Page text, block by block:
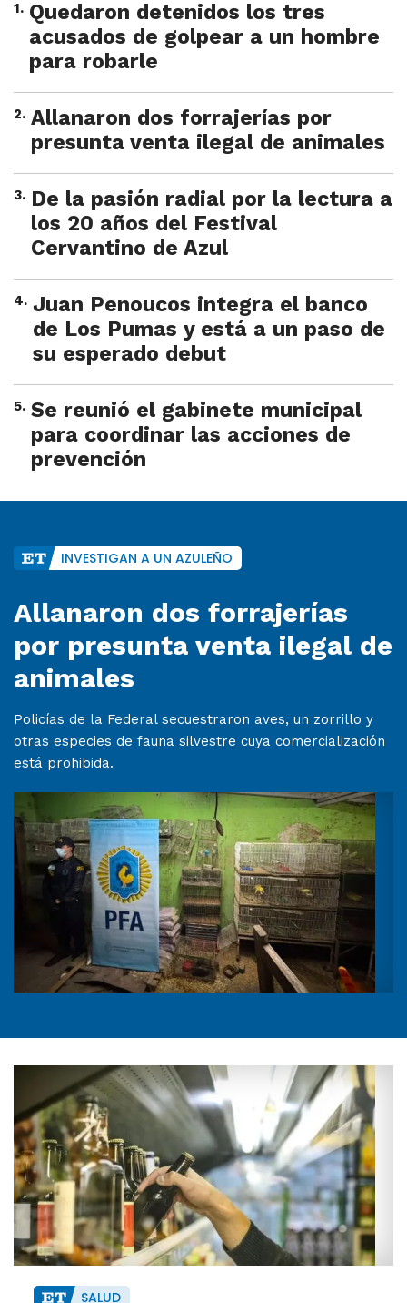
1. Quedaron detenidos los tres
acusados de golpear a un hombre
para robarle
2. Allanaron dos forrajerías por
presunta venta ilegal de animales
3. De la pasión radial por la lectura a
los 20 años del Festival
Cervantino de Azul
4. Juan Penoucos integra el banco
de Los Pumas y está a un paso de
su esperado debut
5. Se reunió el gabinete municipal
para coordinar las acciones de
prevención
INVESTIGAN A UN AZULEÑO
Allanaron dos forrajerías
por presunta venta ilegal de
animales
Policías de la Federal secuestraron aves, un zorrillo y
otras especies de fauna silvestre cuya comercialización
está prohibida.
SALUD